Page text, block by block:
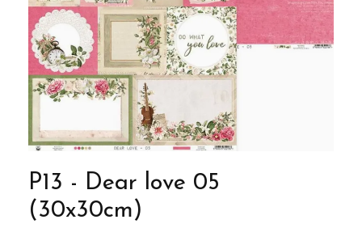
P13 - Dear love 05
(30x30cm)